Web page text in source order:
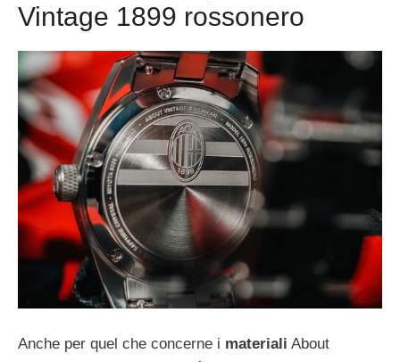
Vintage 1899 rossonero
Anche per quel che concerne i materiali About